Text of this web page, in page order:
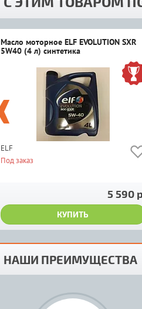
Масло моторное ELF EVOLUTION SXR
5W40 (4 л) синтетика
ELF
Под заказ
5 590
КУПИТЬ
НАШИ ПРЕИМУЩЕСТВА